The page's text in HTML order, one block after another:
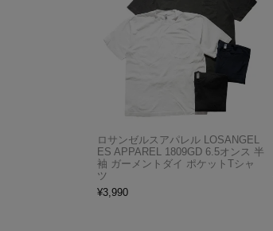
ロサンゼルスアパレル LOSANGEL
ES APPAREL 1809GD 6.5オンス 半
袖 ガーメントダイ ポケットTシャ
ツ
¥3,990